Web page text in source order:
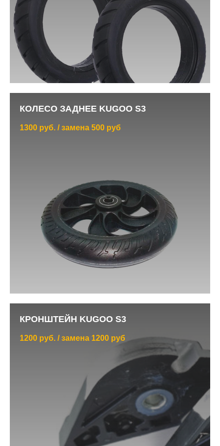
КОЛЕСО ЗАДНЕЕ KUGOO S3
1300 руб. / замена 500 руб
КРОНШТЕЙН KUGOO S3
1200 руб. / замена 1200 руб